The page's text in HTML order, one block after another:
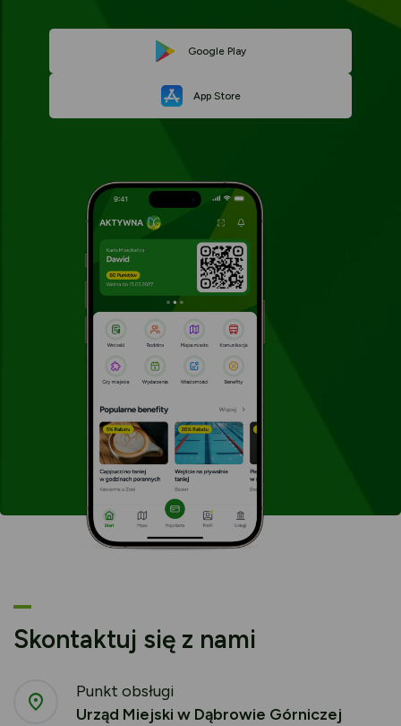
Google PlayLink
w
App StoreLink
się
w
nowej
karcie
Skontaktuj się z nami
Punkt obsługi
Urząd Miejski w Dąbrowie Górniczej